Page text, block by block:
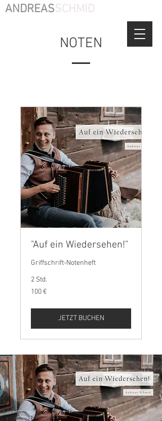
ANDREASSCHMID
NOTEN
"Auf ein Wiedersehen!"
Griffschrift-Notenheft
2 Std.
100
Euro
100 €
JETZT BUCHEN